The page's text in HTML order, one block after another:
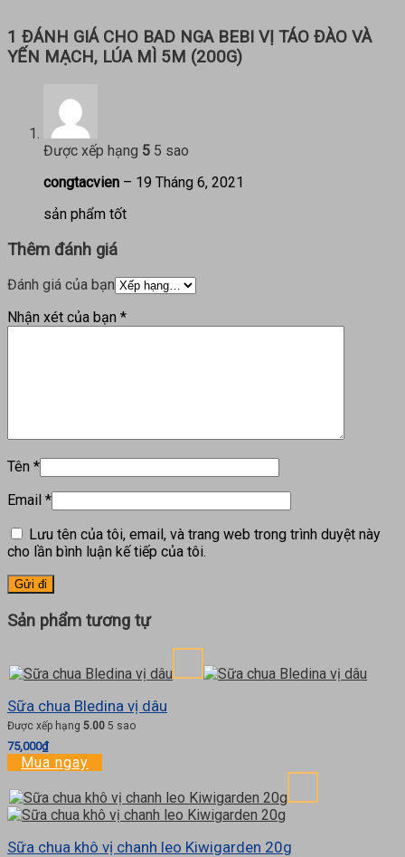
1 ĐÁNH GIÁ CHO BAD NGA BEBI VỊ TÁO ĐÀO VÀ
YẾN MẠCH, LÚA MÌ 5M (200G)
Được xếp hạng 5 5 sao
congtacvien – 19 Tháng 6, 2021
sản phẩm tốt
Thêm đánh giá
Đánh giá của bạn
Nhận xét của bạn *
Tên *
Email *
Lưu tên của tôi, email, và trang web trong trình duyệt này
cho lần bình luận kế tiếp của tôi.
Sản phẩm tương tự
Sữa chua Bledina vị dâu
Được xếp hạng 5.00 5 sao
75,000₫
Mua ngay
Sữa chua khô vị chanh leo Kiwigarden 20g